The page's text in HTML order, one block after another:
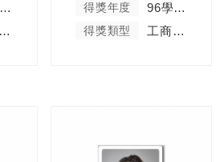
96學年度
工商菁英類
得獎年度 96學年度
得獎類型 工商菁英類